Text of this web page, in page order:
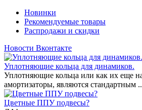
Новинки
Рекомендуемые товары
Распродажи и скидки
Новости Вконтакте
Уплотняющие кольца для динамиков.
Уплотняющие кольца или как их еще
амортизаторы, являются стандартным
Цветные ППУ подвесы?